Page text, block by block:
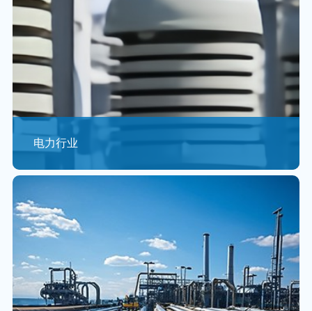
电力行业
电力工控系统网络拓扑结构包括企业网、各业务应用系统
端、 PLC 控制器、 通信网络...
查看更多 >